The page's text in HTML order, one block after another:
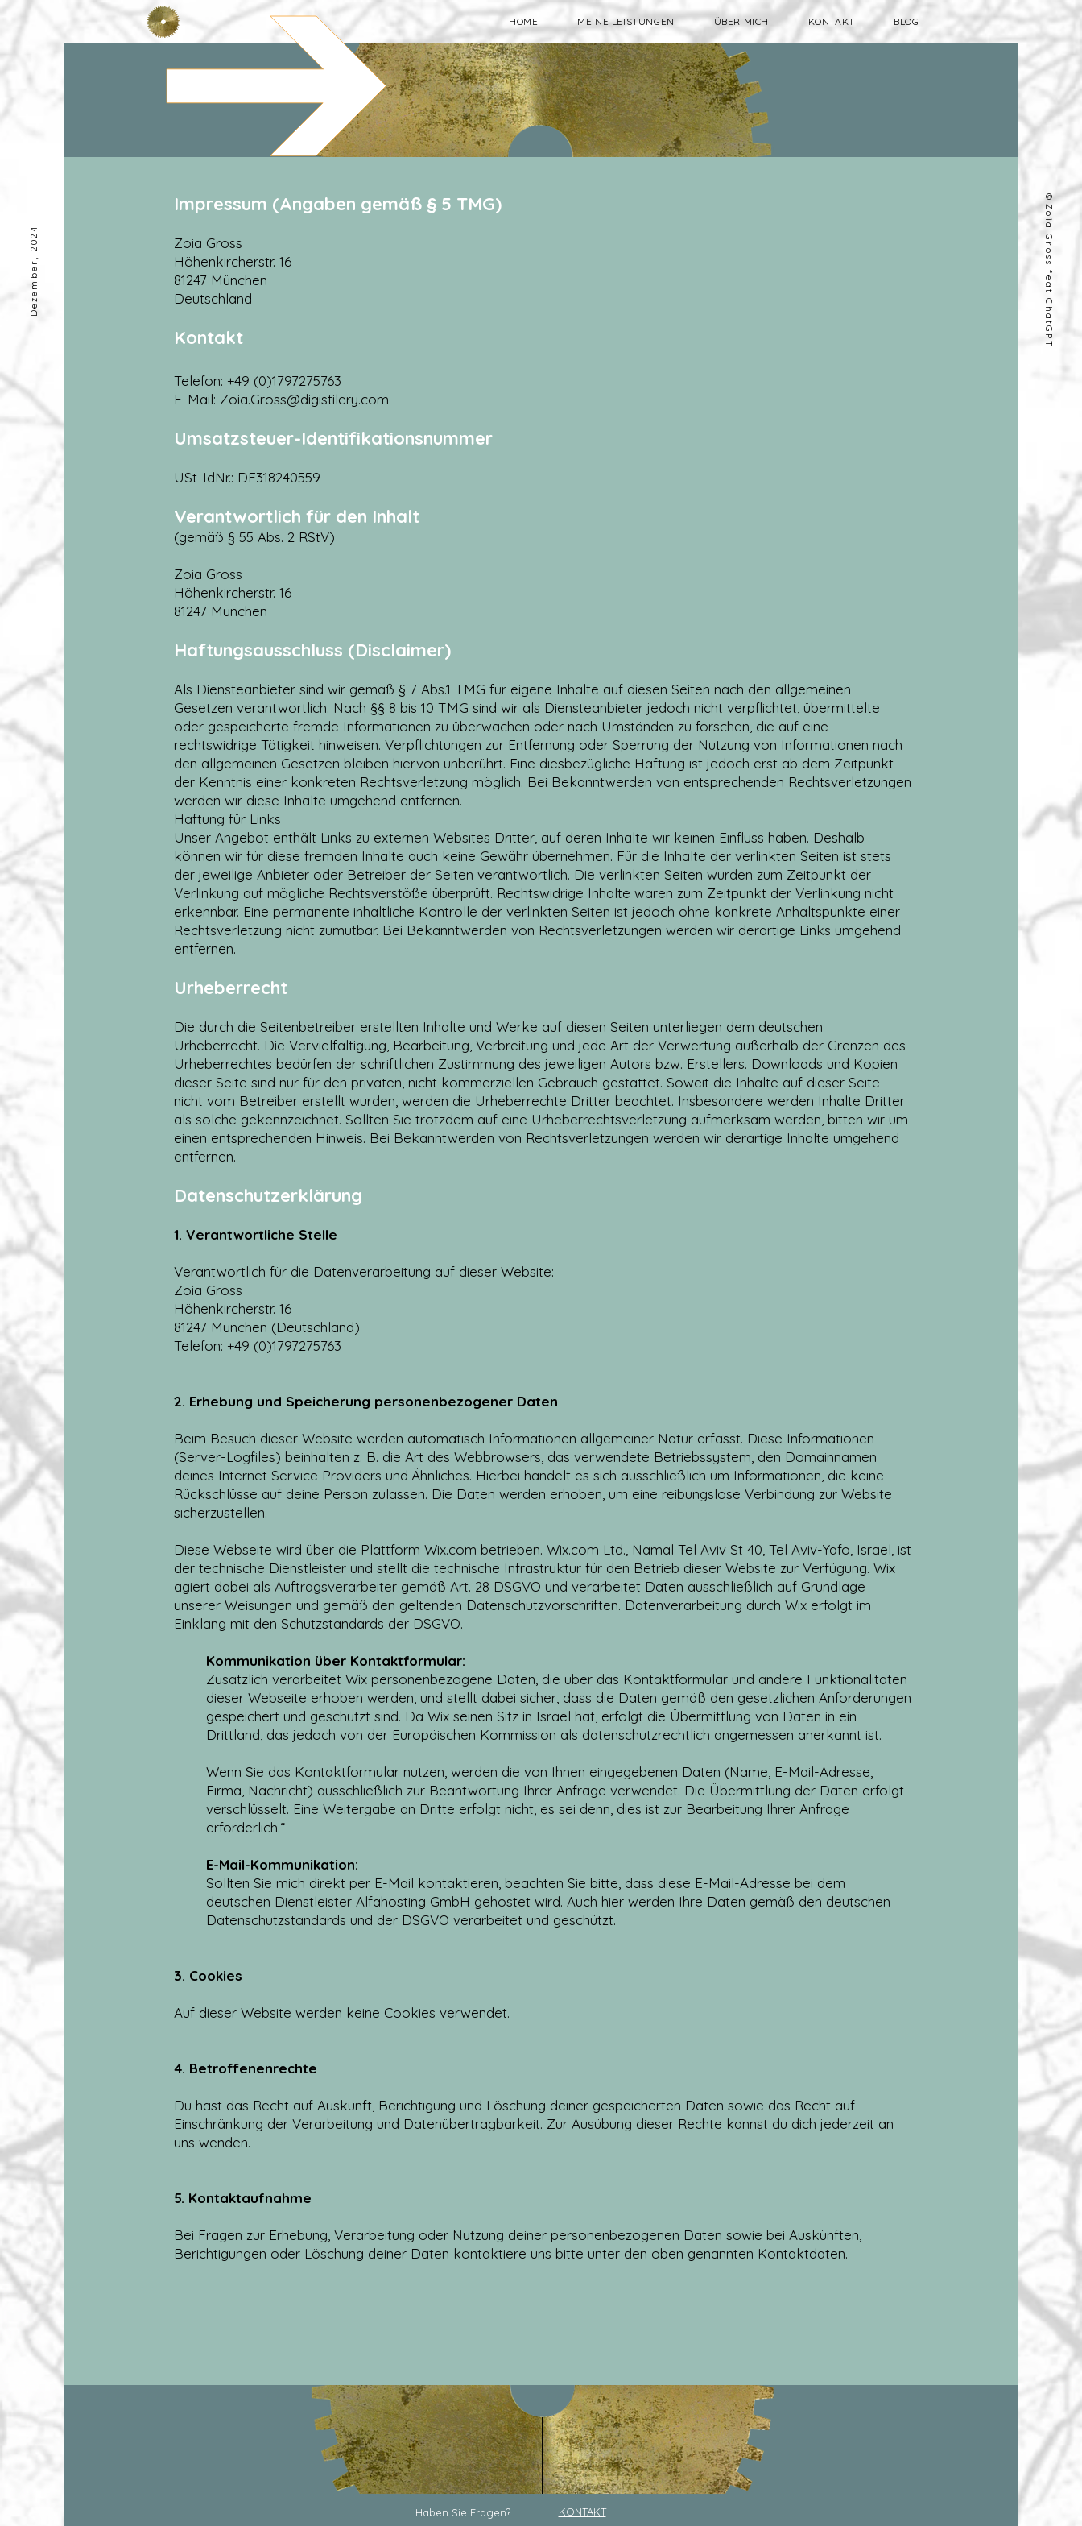
Dezember, 2024
©
Zoia Gross feat ChatGPT
HOME MEINE LEISTUNGEN ÜBER MICH KONTAKT BLOG
Impressum (Angaben gemäß § 5 TMG)
Zoia Gross
Höhenkircherstr. 16
81247 München
Deutschland
Kontakt
Telefon: +49 (0)1797275763
E-Mail: Zoia.Gross@digistilery.com
Umsatzsteuer-Identifikationsnummer
USt-IdNr.: DE318240559
Verantwortlich für den Inhalt
(gemäß § 55 Abs. 2 RStV)
Zoia Gross
Höhenkircherstr. 16
81247 München
Haftungsausschluss (Disclaimer)
Als Diensteanbieter sind wir gemäß § 7 Abs.1 TMG für eigene Inhalte auf diesen Seiten nach den allgemeinen
Gesetzen verantwortlich. Nach §§ 8 bis 10 TMG sind wir als Diensteanbieter jedoch nicht verpflichtet, übermittelte
oder gespeicherte fremde Informationen zu überwachen oder nach Umständen zu forschen, die auf eine
rechtswidrige Tätigkeit hinweisen. Verpflichtungen zur Entfernung oder Sperrung der Nutzung von Informationen nach
den allgemeinen Gesetzen bleiben hiervon unberührt. Eine diesbezügliche Haftung ist jedoch erst ab dem Zeitpunkt
der Kenntnis einer konkreten Rechtsverletzung möglich. Bei Bekanntwerden von entsprechenden Rechtsverletzungen
werden wir diese Inhalte umgehend entfernen.
Haftung für Links
Unser Angebot enthält Links zu externen Websites Dritter, auf deren Inhalte wir keinen Einfluss haben. Deshalb
können wir für diese fremden Inhalte auch keine Gewähr übernehmen. Für die Inhalte der verlinkten Seiten ist stets
der jeweilige Anbieter oder Betreiber der Seiten verantwortlich. Die verlinkten Seiten wurden zum Zeitpunkt der
Verlinkung auf mögliche Rechtsverstöße überprüft. Rechtswidrige Inhalte waren zum Zeitpunkt der Verlinkung nicht
erkennbar. Eine permanente inhaltliche Kontrolle der verlinkten Seiten ist jedoch ohne konkrete Anhaltspunkte einer
Rechtsverletzung nicht zumutbar. Bei Bekanntwerden von Rechtsverletzungen werden wir derartige Links umgehend
entfernen.
Urheberrecht
Die durch die Seitenbetreiber erstellten Inhalte und Werke auf diesen Seiten unterliegen dem deutschen
Urheberrecht. Die Vervielfältigung, Bearbeitung, Verbreitung und jede Art der Verwertung außerhalb der Grenzen des
Urheberrechtes bedürfen der schriftlichen Zustimmung des jeweiligen Autors bzw. Erstellers. Downloads und Kopien
dieser Seite sind nur für den privaten, nicht kommerziellen Gebrauch gestattet. Soweit die Inhalte auf dieser Seite
nicht vom Betreiber erstellt wurden, werden die Urheberrechte Dritter beachtet. Insbesondere werden Inhalte Dritter
als solche gekennzeichnet. Sollten Sie trotzdem auf eine Urheberrechtsverletzung aufmerksam werden, bitten wir um
einen entsprechenden Hinweis. Bei Bekanntwerden von Rechtsverletzungen werden wir derartige Inhalte umgehend
entfernen.
Datenschutzerklärung
1. Verantwortliche Stelle
Verantwortlich für die Datenverarbeitung auf dieser Website:
Zoia Gross
Höhenkircherstr. 16
81247 München (Deutschland)
Telefon: +49 (0)1797275763
2. Erhebung und Speicherung personenbezogener Daten
Beim Besuch dieser Website werden automatisch Informationen allgemeiner Natur erfasst. Diese Informationen
(Server-Logfiles) beinhalten z. B. die Art des Webbrowsers, das verwendete Betriebssystem, den Domainnamen
deines Internet Service Providers und Ähnliches. Hierbei handelt es sich ausschließlich um Informationen, die keine
Rückschlüsse auf deine Person zulassen. Die Daten werden erhoben, um eine reibungslose Verbindung zur Website
sicherzustellen.
Diese Webseite wird über die Plattform Wix.com betrieben. Wix.com Ltd., Namal Tel Aviv St 40, Tel Aviv-Yafo, Israel, ist
der technische Dienstleister und stellt die technische Infrastruktur für den Betrieb dieser Website zur Verfügung. Wix
agiert dabei als Auftragsverarbeiter gemäß Art. 28 DSGVO und verarbeitet Daten ausschließlich auf Grundlage
unserer Weisungen und gemäß den geltenden Datenschutzvorschriften. Datenverarbeitung durch Wix erfolgt im
Einklang mit den Schutzstandards der DSGVO.
Kommunikation über Kontaktformular:
Zusätzlich verarbeitet Wix personenbezogene Daten, die über das Kontaktformular und andere Funktionalitäten
dieser Webseite erhoben werden, und stellt dabei sicher, dass die Daten gemäß den gesetzlichen Anforderungen
gespeichert und geschützt sind. Da Wix seinen Sitz in Israel hat, erfolgt die Übermittlung von Daten in ein
Drittland, das jedoch von der Europäischen Kommission als datenschutzrechtlich angemessen anerkannt ist.
Wenn Sie das Kontaktformular nutzen, werden die von Ihnen eingegebenen Daten (Name, E-Mail-Adresse,
Firma, Nachricht) ausschließlich zur Beantwortung Ihrer Anfrage verwendet. Die Übermittlung der Daten erfolgt
verschlüsselt. Eine Weitergabe an Dritte erfolgt nicht, es sei denn, dies ist zur Bearbeitung Ihrer Anfrage
erforderlich.“
E-Mail-Kommunikation:
Sollten Sie mich direkt per E-Mail kontaktieren, beachten Sie bitte, dass diese E-Mail-Adresse bei dem
deutschen Dienstleister Alfahosting GmbH gehostet wird. Auch hier werden Ihre Daten gemäß den deutschen
Datenschutzstandards und der DSGVO verarbeitet und geschützt.
3. Cookies
Auf dieser Website werden keine Cookies verwendet.
4. Betroffenenrechte
Du hast das Recht auf Auskunft, Berichtigung und Löschung deiner gespeicherten Daten sowie das Recht auf
Einschränkung der Verarbeitung und Datenübertragbarkeit. Zur Ausübung dieser Rechte kannst du dich jederzeit an
uns wenden.
5. Kontaktaufnahme
Bei Fragen zur Erhebung, Verarbeitung oder Nutzung deiner personenbezogenen Daten sowie bei Auskünften,
Berichtigungen oder Löschung deiner Daten kontaktiere uns bitte unter den oben genannten Kontaktdaten.
Haben Sie Fragen? KONTAKT